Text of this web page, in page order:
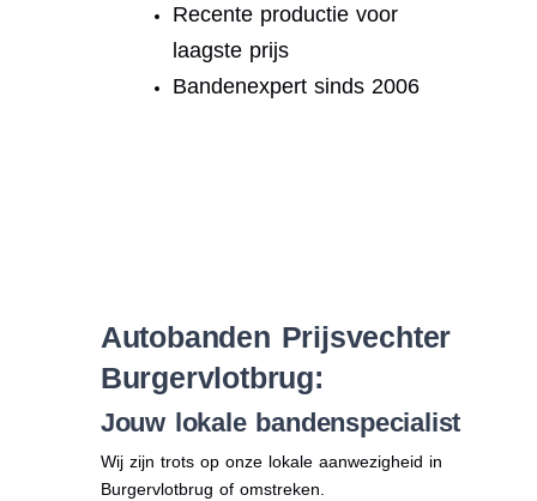
Recente productie voor
laagste prijs
Bandenexpert sinds 2006
Autobanden Prijsvechter
Burgervlotbrug:
Jouw lokale bandenspecialist
Wij zijn trots op onze lokale aanwezigheid in
Burgervlotbrug of omstreken.